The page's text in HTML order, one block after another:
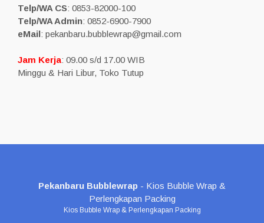
Telp/WA CS: 0853-82000-100
Telp/WA Admin: 0852-6900-7900
eMail: pekanbaru.bubblewrap@gmail.com
Jam Kerja: 09.00 s/d 17.00 WIB
Minggu & Hari Libur, Toko Tutup
Pekanbaru Bubblewrap - Kios Bubble Wrap &
Perlengkapan Packing
Kios Bubble Wrap & Perlengkapan Packing